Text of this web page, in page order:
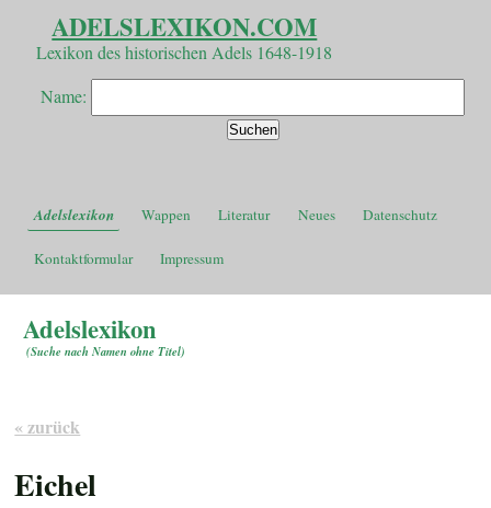
ADELSLEXIKON.COM
Lexikon des historischen Adels 1648-1918
Name:
Adelslexikon Wappen Literatur Neues Datenschutz
Kontaktformular Impressum
Adelslexikon
(Suche nach Namen ohne Titel)
« zurück
Eichel